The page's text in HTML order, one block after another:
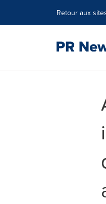
Retour aux